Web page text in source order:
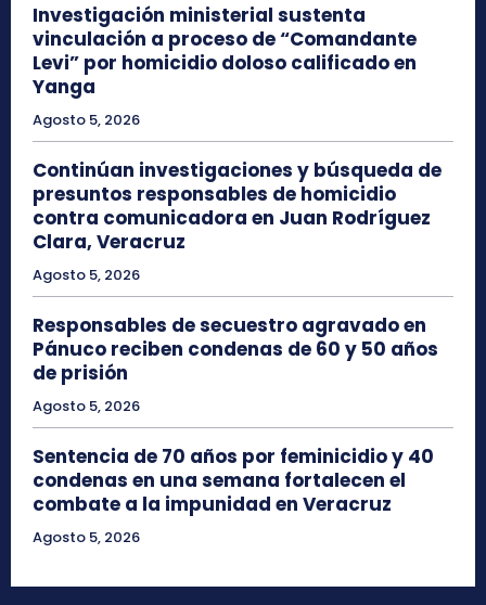
Investigación ministerial sustenta
vinculación a proceso de “Comandante
Levi” por homicidio doloso calificado en
Yanga
Agosto 5, 2026
Continúan investigaciones y búsqueda de
presuntos responsables de homicidio
contra comunicadora en Juan Rodríguez
Clara, Veracruz
Agosto 5, 2026
Responsables de secuestro agravado en
Pánuco reciben condenas de 60 y 50 años
de prisión
Agosto 5, 2026
Sentencia de 70 años por feminicidio y 40
condenas en una semana fortalecen el
combate a la impunidad en Veracruz
Agosto 5, 2026